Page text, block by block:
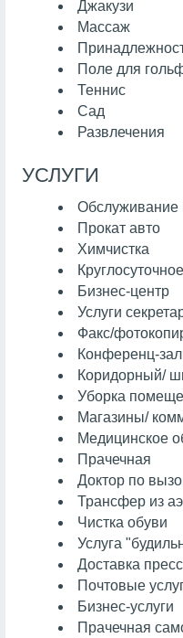
Джакузи
Массаж
Поле для
Теннис
Сад
Развлечения
УСЛУГИ
Обслуживание
Прокат авто
Химчистка
Бизнес-центр
Услуги
Факс/
Конференц-
Коридорный/
Уборка
Магазины/
Медицинское
Прачечная
Доктор по
Трансфер из
Чистка обуви
Услуга
Доставка
Почтовые
Бизнес-услуги
Прачечная